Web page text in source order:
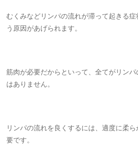
むくみなどリンパの流れが滞って起きる
う原因があげられます。
筋肉が必要だからといって、全てがリン
はありません。
リンパの流れを良くするには、適度に柔
要です。